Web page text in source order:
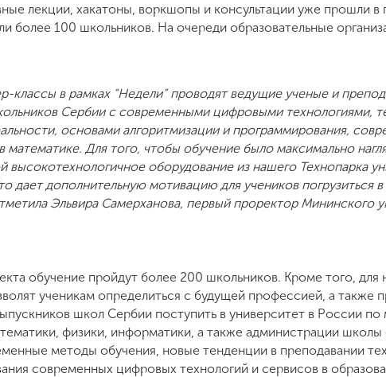
лекции, хакатоны, воркшопы и консультации уже прошли в
более 100 школьников. На очереди образовательные
классы в рамках “Недели” проводят ведущие ученые и
Сербии с современными цифровыми технологиями,
основами алгоритмизации и программирования,
математике. Для того, чтобы обучение было максимально
высокотехнологичное оборудование из нашего Технопарка
дает дополнительную мотивацию для учеников погрузиться
Эльвира Самерханова, первый проректор Мининского
обучение пройдут более 200 школьников. Кроме того,
ученикам определиться с будущей профессией, а также
школ Сербии поступить в университет в России по
физики, информатики, а также администрации школы
методы обучения, новые тенденции в преподавании
современных цифровых технологий и сервисов в